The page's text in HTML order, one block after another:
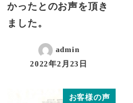
かったとのお声を頂き
ました。
admin
2022年2月23日
お客様の声